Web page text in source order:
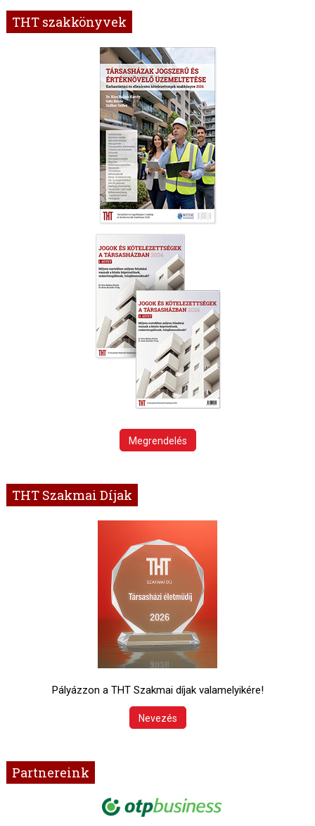
THT szakkönyvek
Megrendelés
THT Szakmai Díjak
Pályázzon a THT Szakmai díjak valamelyikére!
Nevezés
Partnereink